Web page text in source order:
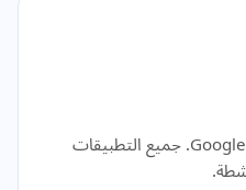
نزل تطبيقاتنا مباشرة من Google Play. جميع التطبيقات